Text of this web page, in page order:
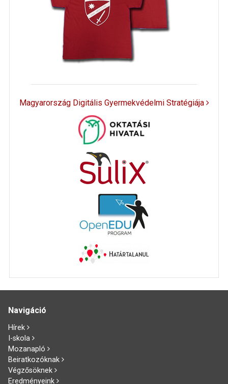
Magyarország Digitális Gyermekvédelmi Stratégiája
Navigáció
Hírek
I-skola
Mozanapló
Beiratkozóknak
Végzősöknek
Eredményeink